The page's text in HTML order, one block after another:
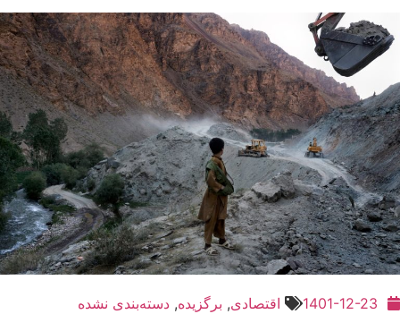
1401-12-23 اقتصادی, برگزیده, دسته‌بندی نشده